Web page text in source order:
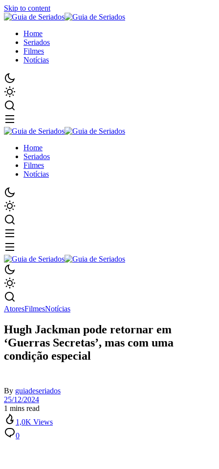
Skip to content
Home
Seriados
Filmes
Notícias
Home
Seriados
Filmes
Notícias
AtoresFilmesNotícias
Hugh Jackman pode retornar em
‘Guerras Secretas’, mas com uma
condição especial
By guiadeseriados
25/12/2024
1 mins read
1,0K Views
0